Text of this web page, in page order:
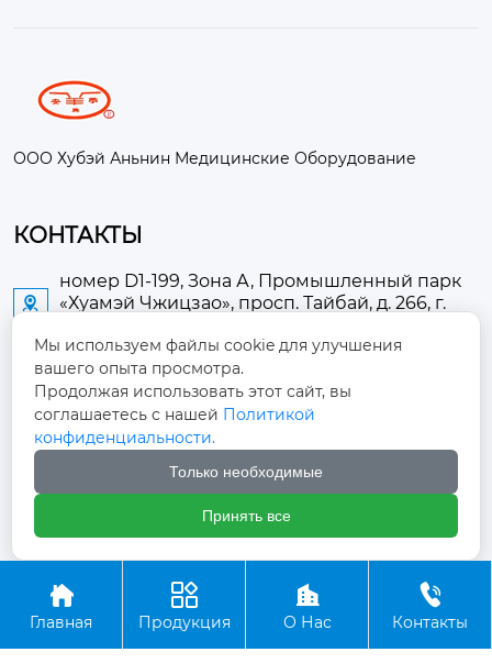
ООО Хубэй Аньнин Медицинские Оборудование
КОНТАКТЫ

номер D1-199, Зона А, Промышленный парк
«Хуамэй Чжицзао», просп. Тайбай, д. 266, г.
 2673889948@qq.com
+86-13705274289
+86-19084124289
Оборудование

Главная

Продукция

О Нас

Контакты
Мы используем файлы cookie для улучшения
вашего опыта просмотра.
Продолжая использовать этот сайт, вы
соглашаетесь с нашей Политикой
конфиденциальности.
Только необходимые
Принять все